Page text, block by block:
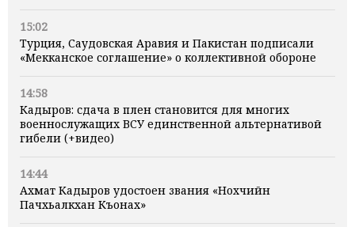
15:02
Турция, Саудовская Аравия и Пакистан подписали
«Мекканское соглашение» о коллективной обороне
14:58
Кадыров: сдача в плен становится для многих
военнослужащих ВСУ единственной альтернативой
гибели (+видео)
14:44
Ахмат Кадыров удостоен звания «Нохчийн
Пачхьалкхан Къонах»